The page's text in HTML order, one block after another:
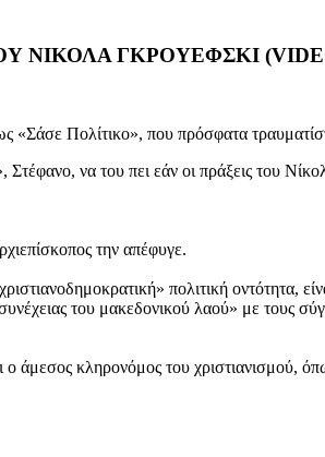
ΝΙΚΟΛΑ ΓΚΡΟΥΕΦΣΚΙ
«Σάσε Πολίτικο», που πρόσφατα
να του πει εάν οι πράξεις του
την απέφυγε.
πολιτική οντότητα,
του μακεδονικού λαού» με τους
άμεσος κληρονόμος του χριστιανισμού,